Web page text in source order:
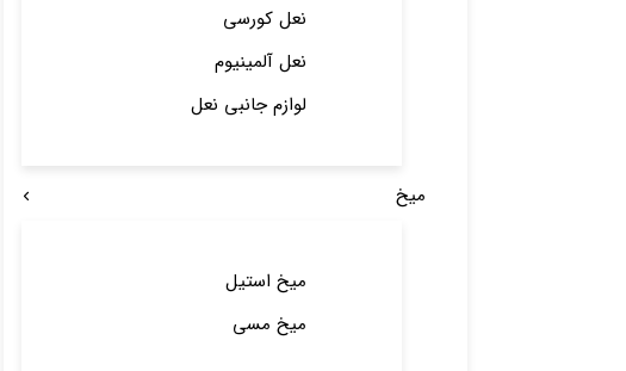
نعل کورسی
نعل آلمینیوم
لوازم جانبی نعل
میخ
میخ استیل
میخ مسی